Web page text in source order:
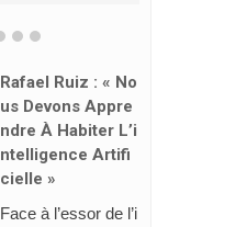
Rafael Ruiz : « No
Us Devons Appre
Ndre À Habiter L’i
Ntelligence Artifi
Cielle »
Face à l’essor de l’i